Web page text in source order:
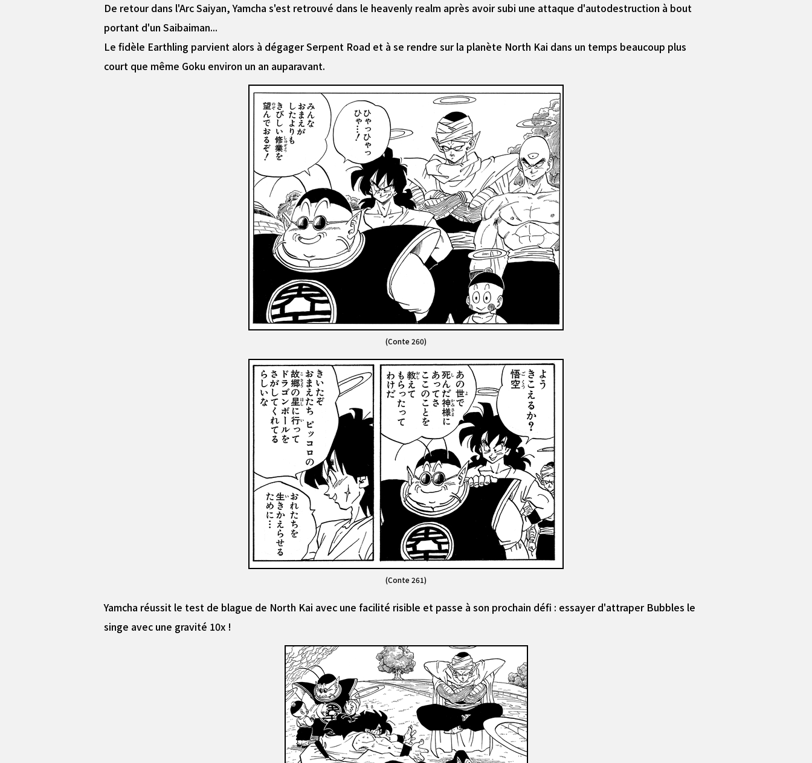
De retour dans l'Arc Saiyan, Yamcha s'est retrouvé dans le heavenly realm après avoir subi une attaque d'autodestruction à bout
portant d'un Saibaiman...
Le fidèle Earthling parvient alors à dégager Serpent Road et à se rendre sur la planète North Kai dans un temps beaucoup plus
court que même Goku environ un an auparavant.
(Conte 260)
(Conte 261)
Yamcha réussit le test de blague de North Kai avec une facilité risible et passe à son prochain défi : essayer d'attraper Bubbles le
singe avec une gravité 10x !